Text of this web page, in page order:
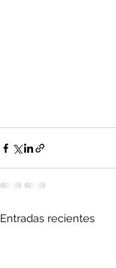
Entradas recientes